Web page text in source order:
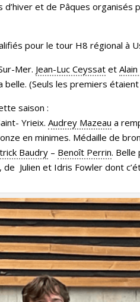
et de Pâques organisés
pour le tour H8 régional à
Mer. Jean-Luc Ceyssatet
(Seuls les premiers
saison :
Yrieix. Audrey Mazeau a
en minimes. Médaille de
Baudry– Benoît Perrin. Belle
Julien et Idris Fowler dont